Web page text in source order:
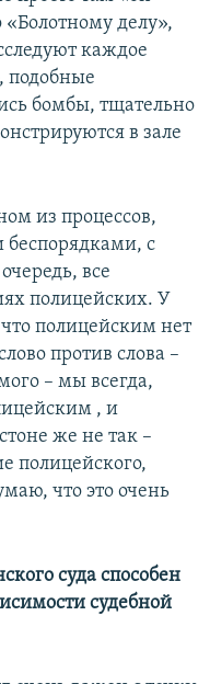
делу»,
каждое
подобные
бомбы, тщательно
в зале
из процессов,
беспорядками, с
все
полицейских. У
полицейским нет
против слова –
– мы всегда,
, и
же не так –
полицейского,
что это очень
суда способен
судебной